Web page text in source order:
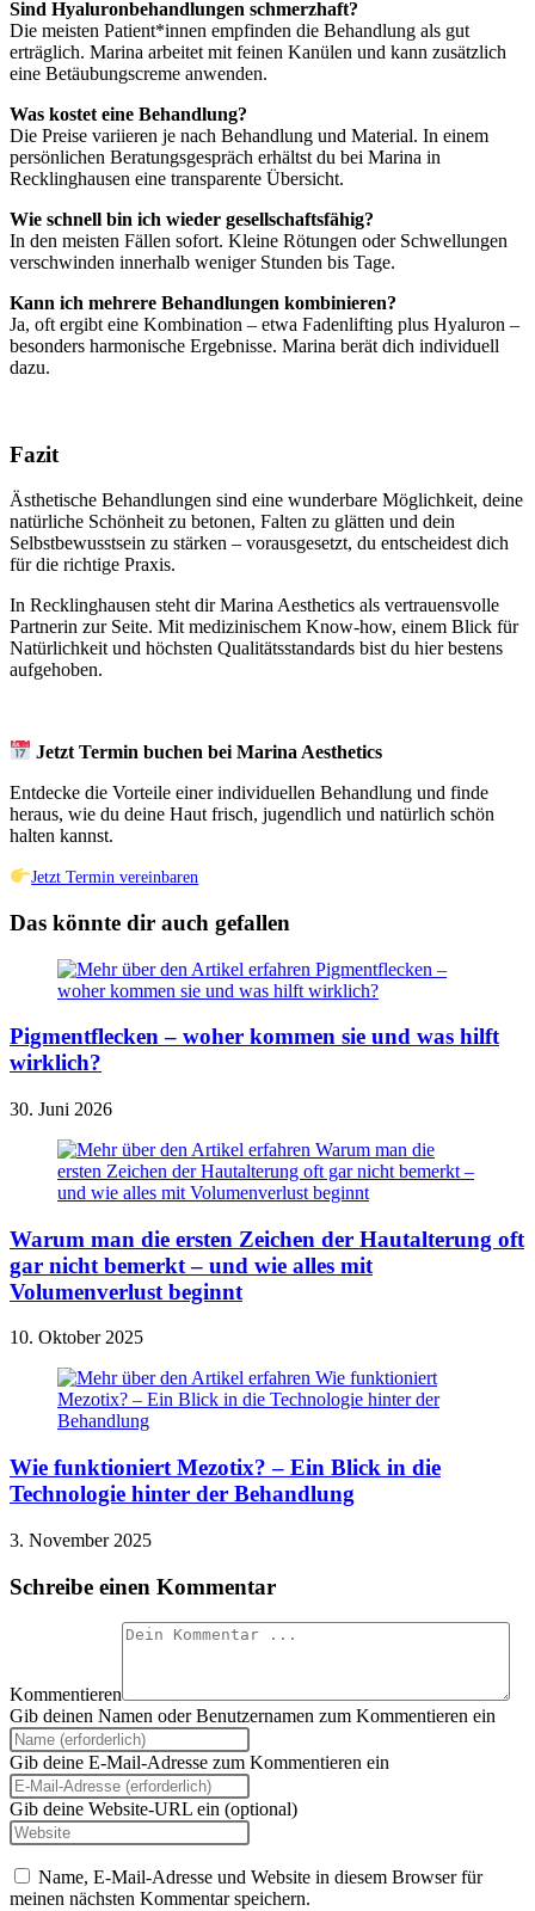
Sind Hyaluronbehandlungen schmerzhaft?
Die meisten Patient*innen empfinden die Behandlung als gut
erträglich. Marina arbeitet mit feinen Kanülen und kann zusätzlich
eine Betäubungscreme anwenden.
Was kostet eine Behandlung?
Die Preise variieren je nach Behandlung und Material. In einem
persönlichen Beratungsgespräch erhältst du bei Marina in
Recklinghausen eine transparente Übersicht.
Wie schnell bin ich wieder gesellschaftsfähig?
In den meisten Fällen sofort. Kleine Rötungen oder Schwellungen
verschwinden innerhalb weniger Stunden bis Tage.
Kann ich mehrere Behandlungen kombinieren?
Ja, oft ergibt eine Kombination – etwa Fadenlifting plus Hyaluron –
besonders harmonische Ergebnisse. Marina berät dich individuell
dazu.
Fazit
Ästhetische Behandlungen sind eine wunderbare Möglichkeit, deine
natürliche Schönheit zu betonen, Falten zu glätten und dein
Selbstbewusstsein zu stärken – vorausgesetzt, du entscheidest dich
für die richtige Praxis.
In Recklinghausen steht dir Marina Aesthetics als vertrauensvolle
Partnerin zur Seite. Mit medizinischem Know-how, einem Blick für
Natürlichkeit und höchsten Qualitätsstandards bist du hier bestens
aufgehoben.
Jetzt Termin buchen bei Marina Aesthetics
Entdecke die Vorteile einer individuellen Behandlung und finde
heraus, wie du deine Haut frisch, jugendlich und natürlich schön
halten kannst.
Jetzt Termin vereinbaren
Das könnte dir auch gefallen
Pigmentflecken – woher kommen sie und was hilft
wirklich?
30. Juni 2026
Warum man die ersten Zeichen der Hautalterung oft
gar nicht bemerkt – und wie alles mit
Volumenverlust beginnt
10. Oktober 2025
Wie funktioniert Mezotix? – Ein Blick in die
Technologie hinter der Behandlung
3. November 2025
Schreibe einen Kommentar
Kommentieren
Gib deinen Namen oder Benutzernamen zum Kommentieren ein
Gib deine E-Mail-Adresse zum Kommentieren ein
Gib deine Website-URL ein (optional)
Name, E-Mail-Adresse und Website in diesem Browser für
meinen nächsten Kommentar speichern.